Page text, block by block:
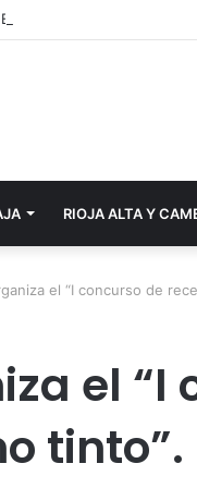
RIOJA ALTA Y
el “I concurso de
el “I
tinto”.